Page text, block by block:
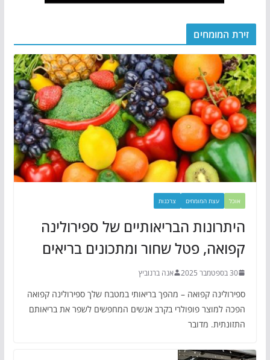
זירת המומחים
אוכל עצת המומחים צרכנות
היתרונות הבריאותיים של ספירולינה
קפואה, פטל שחור ומתכונים בריאים
30 בספטמבר 2025 אנה ברנוביץ
ספירולינה קפואה – מהפך בריאותי במטבח שלך ספירולינה קפואה
הפכה למוצר פופולרי בקרב אנשים המחפשים לשפר את בריאותם
התזונתית. מדובר